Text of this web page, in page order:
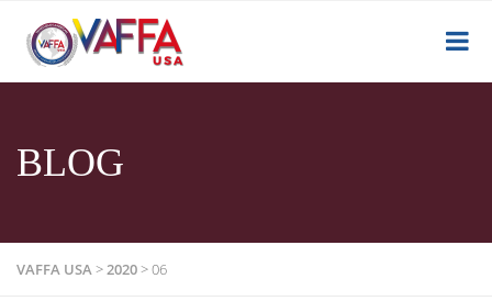
BLOG
VAFFA USA>2020>06